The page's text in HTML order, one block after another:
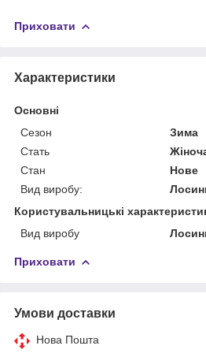
Приховати
Характеристики
Основні
Сезон
Зима
Стать
Стан
Нове
Вид виробу:
Користувальницькі
Вид виробу
Приховати
Умови доставки
Нова Пошта